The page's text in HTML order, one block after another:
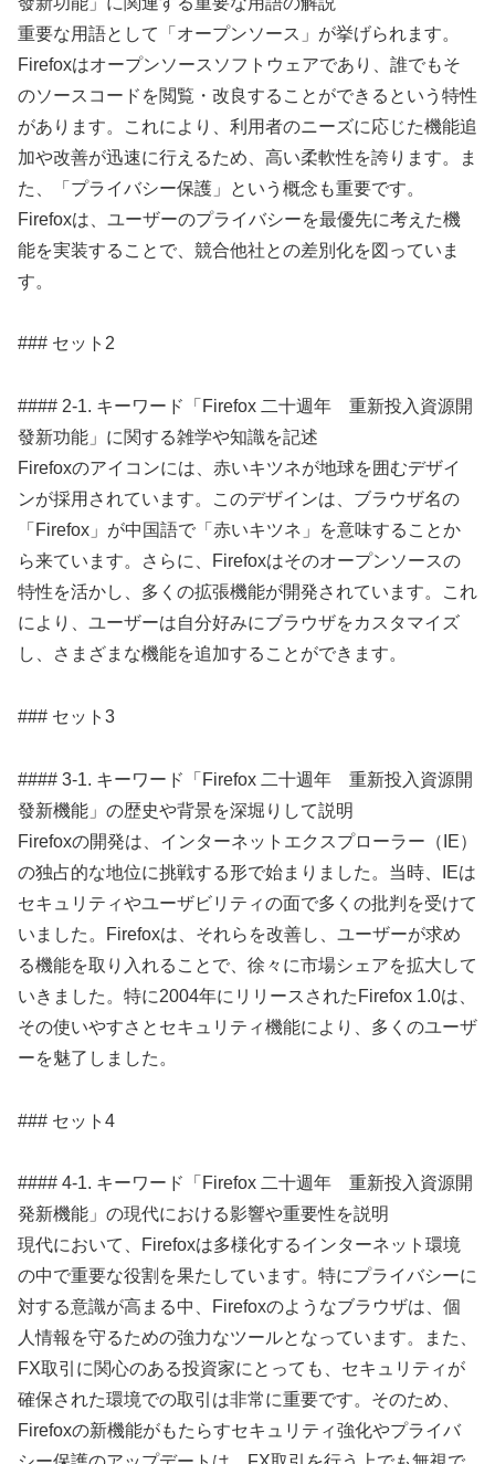
重要な用語として「オープンソース」が挙げられます。
Firefoxはオープンソースソフトウェアであり、誰でもそ
のソースコードを閲覧・改良することができるという特性
があります。これにより、利用者のニーズに応じた機能追
加や改善が迅速に行えるため、高い柔軟性を誇ります。ま
た、「プライバシー保護」という概念も重要です。
Firefoxは、ユーザーのプライバシーを最優先に考えた機
能を実装することで、競合他社との差別化を図っていま
す。
### セット2
#### 2-1. キーワード「Firefox 二十週年 重新投入資源開
發新功能」に関する雑学や知識を記述
Firefoxのアイコンには、赤いキツネが地球を囲むデザイ
ンが採用されています。このデザインは、ブラウザ名の
「Firefox」が中国語で「赤いキツネ」を意味することか
ら来ています。さらに、Firefoxはそのオープンソースの
特性を活かし、多くの拡張機能が開発されています。これ
により、ユーザーは自分好みにブラウザをカスタマイズ
し、さまざまな機能を追加することができます。
### セット3
#### 3-1. キーワード「Firefox 二十週年 重新投入資源開
發新機能」の歴史や背景を深堀りして説明
Firefoxの開発は、インターネットエクスプローラー（IE）
の独占的な地位に挑戦する形で始まりました。当時、IEは
セキュリティやユーザビリティの面で多くの批判を受けて
いました。Firefoxは、それらを改善し、ユーザーが求め
る機能を取り入れることで、徐々に市場シェアを拡大して
いきました。特に2004年にリリースされたFirefox 1.0は、
その使いやすさとセキュリティ機能により、多くのユーザ
ーを魅了しました。
### セット4
#### 4-1. キーワード「Firefox 二十週年 重新投入資源開
発新機能」の現代における影響や重要性を説明
現代において、Firefoxは多様化するインターネット環境
の中で重要な役割を果たしています。特にプライバシーに
対する意識が高まる中、Firefoxのようなブラウザは、個
人情報を守るための強力なツールとなっています。また、
FX取引に関心のある投資家にとっても、セキュリティが
確保された環境での取引は非常に重要です。そのため、
Firefoxの新機能がもたらすセキュリティ強化やプライバ